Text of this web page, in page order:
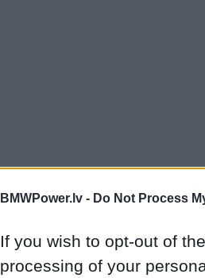
BMWPower.lv - Do Not Process
If you wish to opt-out of
processing of your